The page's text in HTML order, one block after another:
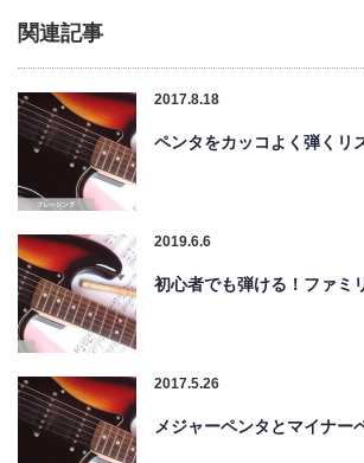
関連記事
2017.8.18
ペンタをカッコよく弾くリ
2019.6.6
初心者でも弾ける！ファミ
2017.5.26
メジャーペンタとマイナー